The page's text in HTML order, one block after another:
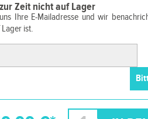
Zeit nicht auf Lager
Ihre E-Mailadresse und wir
ist.